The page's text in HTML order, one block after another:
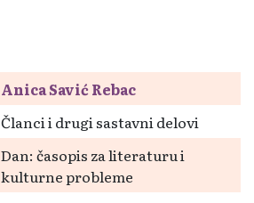
Anica Savić Rebac
Članci i drugi sastavni delovi
Dan: časopis za literaturu i
kulturne probleme